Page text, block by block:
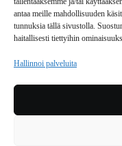
antaa meille mahdollisuuden
tunnuksia tällä sivustolla.
haitallisesti tiettyihin
Hallinnoi palveluita
MAINOSTAJILLE
VASTAMAINOKSET
JAKELUPAIKAT
REKISTERISELOSTE
TILAUKSEN
TILAUSOHJEET JA -